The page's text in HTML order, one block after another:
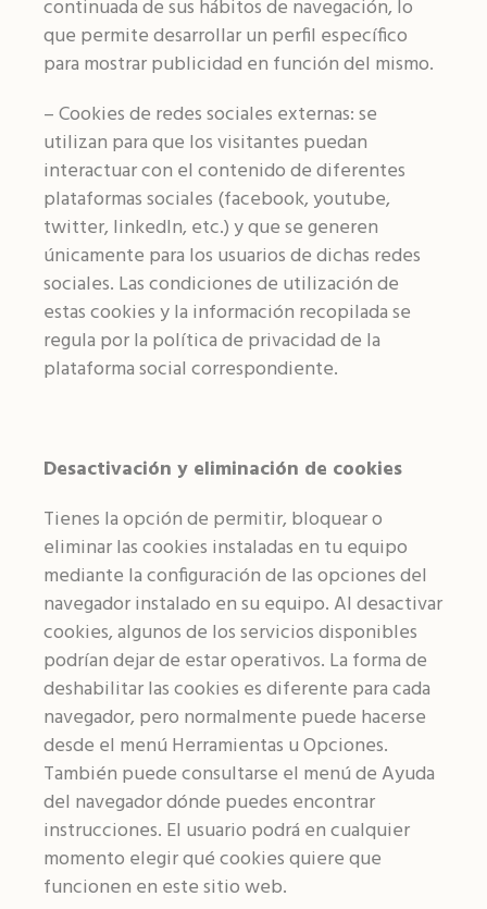
continuada de sus hábitos de navegación, lo
que permite desarrollar un perfil específico
para mostrar publicidad en función del mismo.
– Cookies de redes sociales externas: se
utilizan para que los visitantes puedan
interactuar con el contenido de diferentes
plataformas sociales (facebook, youtube,
twitter, linkedIn, etc.) y que se generen
únicamente para los usuarios de dichas redes
sociales. Las condiciones de utilización de
estas cookies y la información recopilada se
regula por la política de privacidad de la
plataforma social correspondiente.
Desactivación y eliminación de cookies
Tienes la opción de permitir, bloquear o
eliminar las cookies instaladas en tu equipo
mediante la configuración de las opciones del
navegador instalado en su equipo. Al desactivar
cookies, algunos de los servicios disponibles
podrían dejar de estar operativos. La forma de
deshabilitar las cookies es diferente para cada
navegador, pero normalmente puede hacerse
desde el menú Herramientas u Opciones.
También puede consultarse el menú de Ayuda
del navegador dónde puedes encontrar
instrucciones. El usuario podrá en cualquier
momento elegir qué cookies quiere que
funcionen en este sitio web.